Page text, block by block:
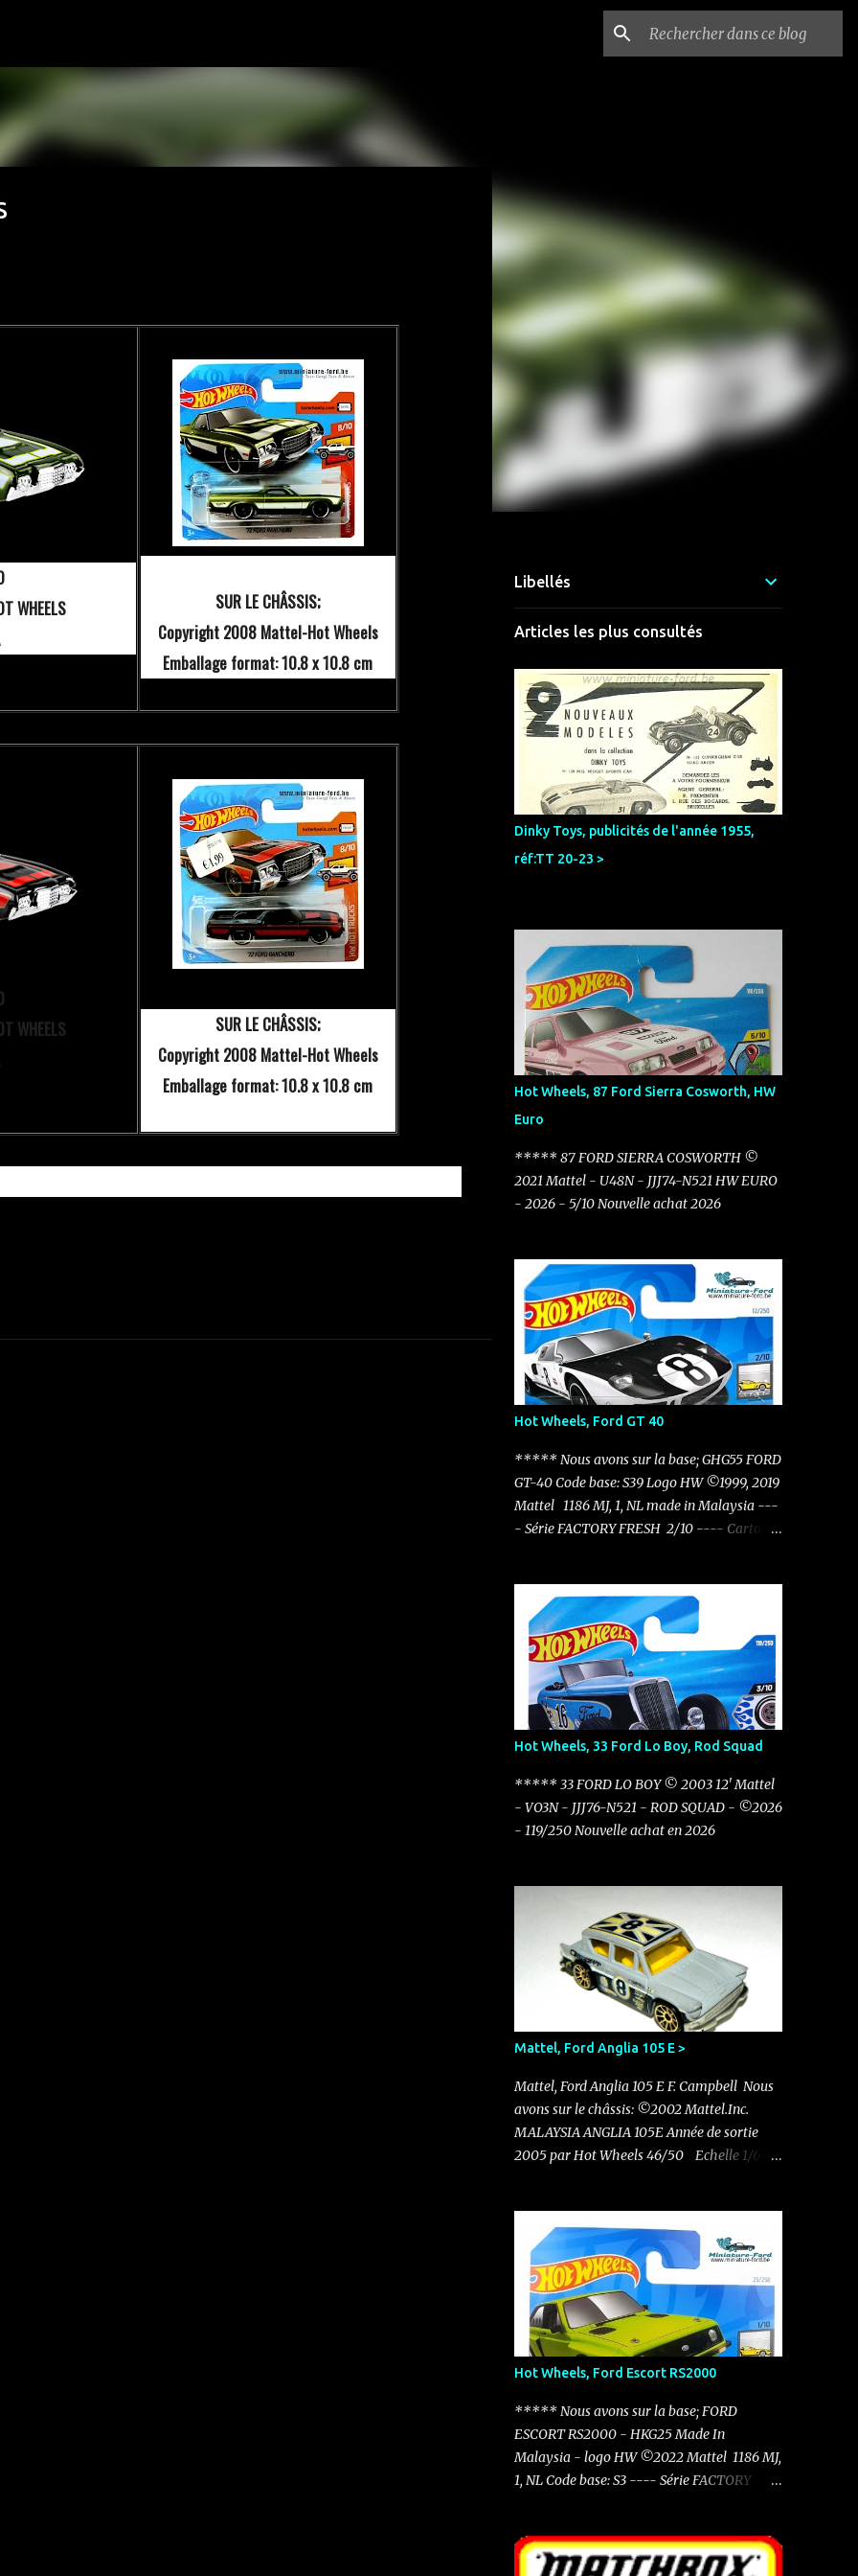
WHEELS
SUR LE CHÂSSIS;
Copyright 2008 Mattel-Hot Wheels
Emballage format: 10.8 x 10.8 cm
WHEELS
SUR LE CHÂSSIS;
Copyright 2008 Mattel-Hot Wheels
Emballage format: 10.8 x 10.8 cm
Libellés
Articles les plus consultés
Dinky Toys, publicités de l'année 1955,
réf:TT 20-23 >
Hot Wheels, 87 Ford Sierra Cosworth, HW
Euro
***** 87 FORD SIERRA COSWORTH ©
2021 Mattel - U48N - JJJ74-N521 HW EURO
- 2026 - 5/10 Nouvelle achat 2026
Hot Wheels, Ford GT 40
***** Nous avons sur la base; GHG55 FORD
GT-40 Code base: S39 Logo HW ©1999, 2019
Mattel 1186 MJ, 1, NL made in Malaysia ---
- Série FACTORY FRESH 2/10 ---- Carton:
Hot Wheels, 33 Ford Lo Boy, Rod Squad
***** 33 FORD LO BOY © 2003 12' Mattel
- VO3N - JJJ76-N521 - ROD SQUAD - ©2026
- 119/250 Nouvelle achat en 2026
Mattel, Ford Anglia 105 E >
Mattel, Ford Anglia 105 E F. Campbell Nous
avons sur le châssis: ©2002 Mattel.Inc.
MALAYSIA ANGLIA 105E Année de sortie
2005 par Hot Wheels 46/50 Echelle 1/64
5 sorti en 2011 Nouvelle acquisition en ce
mois de novembre pour 0.50 €
Hot Wheels, Ford Escort RS2000
***** Nous avons sur la base; FORD
ESCORT RS2000 - HKG25 Made In
Malaysia - logo HW ©2022 Mattel 1186 MJ,
1, NL Code base: S3 ---- Série FACTORY